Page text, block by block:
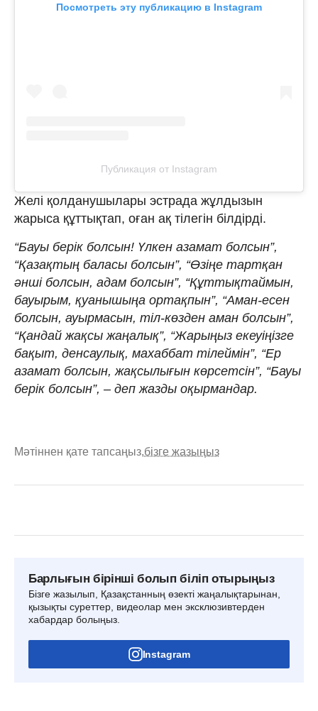
Посмотреть эту публикацию в Instagram
Публикация от Instagram
Желі қолданушылары эстрада жұлдызын
жарыса құттықтап, оған ақ тілегін білдірді.
“Бауы берік болсын! Үлкен азамат болсын”,
“Қазақтың баласы болсын”, “Өзіңе тартқан
әнші болсын, адам болсын”, “Құттықтаймын,
бауырым, қуанышыңа ортақпын”, “Аман-есен
болсын, ауырмасын, тіл-көзден аман болсын”,
“Қандай жақсы жаңалық”, “Жарыңыз екеуіңізге
бақыт, денсаулық, махаббат тілеймін”, “Ер
азамат болсын, жақсылығын көрсетсін”, “Бауы
берік болсын”, – деп жазды оқырмандар.
Мәтіннен қате тапсаңыз,бізге жазыңыз
Барлығын бірінші болып біліп отырыңыз
Бізге жазылып, Қазақстанның өзекті жаңалықтарынан,
қызықты суреттер, видеолар мен эксклюзивтерден
хабардар болыңыз.
Instagram